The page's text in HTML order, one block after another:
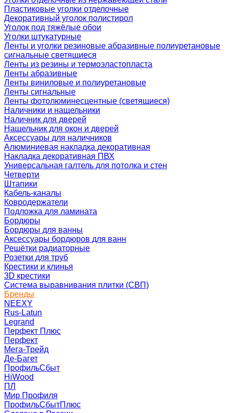
Пластиковые уголки отделочные
Декоративный уголок полистирол
Уголок под тяжёлые обои
Уголки штукатурные
Ленты и уголки резиновые абразивные полиуретановые
сигнальные светящиеся
Ленты из резины и термоэластопласта
Ленты абразивные
Ленты виниловые и полиуретановые
Ленты сигнальные
Ленты фотолюминесцентные (светящиеся)
Наличники и нащельники
Наличник для дверей
Нащельник для окон и дверей
Аксессуары для наличников
Алюминиевая накладка декоративная
Накладка декоративная ПВХ
Универсальная галтель для потолка и стен
Четверти
Штапики
Кабель-каналы
Ковродержатели
Подложка для ламината
Бордюры
Бордюры для ванны
Аксессуары бордюров для ванн
Решётки радиаторные
Розетки для труб
Крестики и клинья
3D крестики
Система выравнивания плитки (СВП)
Бренды
NEEXY
Rus-Latun
Legrand
Перфект Плюс
Перфект
Мега-Трейд
Де-Багет
ПрофильСбыт
HiWood
ПЛ
Мир Профиля
ПрофильСбытПлюс